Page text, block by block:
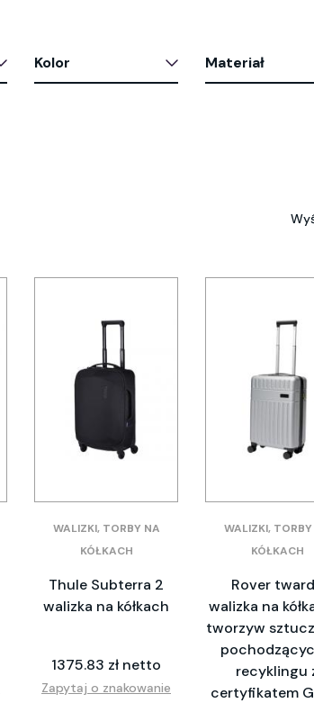
Kolor Materiał
WALIZKI, TORBY NA
KÓŁKACH
Thule Subterra 2
walizka na kółkach
1375.83 zł netto
Zapytaj o znakowanie
WALIZKI,
KÓŁKACH
Rover
walizka na
tworzyw
recyklingu
certyfikatem